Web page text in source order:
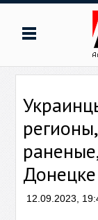
Донецке
12.09.2023,